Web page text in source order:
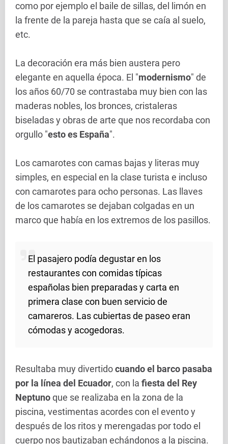
como por ejemplo el baile de sillas, del limón en
la frente de la pareja hasta que se caía al suelo,
etc.
La decoración era más bien austera pero
elegante en aquella época. El "modernismo" de
los años 60/70 se contrastaba muy bien con las
maderas nobles, los bronces, cristaleras
biseladas y obras de arte que nos recordaba con
orgullo "esto es España".
Los camarotes con camas bajas y literas muy
simples, en especial en la clase turista e incluso
con camarotes para ocho personas. Las llaves
de los camarotes se dejaban colgadas en un
marco que había en los extremos de los pasillos.
El pasajero podía degustar en los
restaurantes con comidas típicas
españolas bien preparadas y carta en
primera clase con buen servicio de
camareros. Las cubiertas de paseo eran
cómodas y acogedoras.
Resultaba muy divertidocuando el barco pasaba
por la línea del Ecuador, con la fiesta del Rey
Neptunoque se realizaba en la zona de la
piscina, vestimentas acordes con el evento y
después de los ritos y merengadas por todo el
cuerpo nos bautizaban echándonos a la piscina.